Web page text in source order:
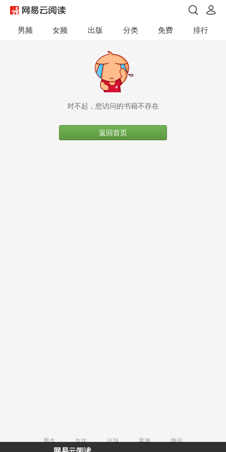
男频 女频 出版 分类 免费 排行
对不起，您访问的书籍不存在
返回首页
男生 女生 出版 客服
微信